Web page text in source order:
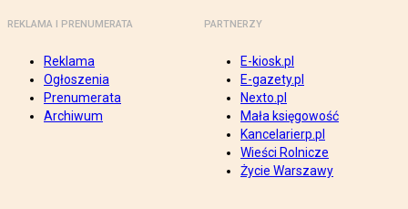
REKLAMA I PRENUMERATA
Reklama
Ogłoszenia
Prenumerata
Archiwum
PARTNERZY
E-kiosk.pl
E-gazety.pl
Nexto.pl
Mała księgowość
Kancelarierp.pl
Wieści Rolnicze
Życie Warszawy